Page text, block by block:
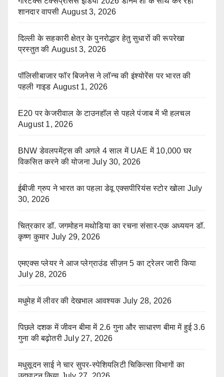
शानदार वापसी August 3, 2026
दिल्ली के सहकारी क्षेत्र के पुनरोद्धार हेतु सुधारों की रूपरेखा
प्रस्तुत की August 3, 2026
पॉलिसीबाजार फॉर बिजनेस ने लॉन्च की इंश्योरेंस पर भारत की
पहली गाइड August 1, 2026
E20 पर केजरीवाल के टाउनहॉल से पहले पंजाब में भी हलचल
August 1, 2026
BNW डेवलपमेंट्स की अगले 4 साल में UAE में 10,000 घर
विकसित करने की योजना July 30, 2026
ईबीजी ग्रुप ने भारत का पहला डेवू एक्सपीरियंस स्टोर खोला July
30, 2026
चित्रकार डॉ. जगमोहन मथोडिया का रचना संसार-एक अध्ययन डॉ.
कृष्ण कुमार July 29, 2026
एमएक्स प्लेयर ने आज प्लेग्राउंड सीज़न 5 का ट्रेलर जारी किया
July 28, 2026
मधुमेह में लीवर की देखभाल आवश्यक July 28, 2026
पिछले दशक में जीवन बीमा में 2.6 गुना और साधारण बीमा में हुई 3.6
गुना की बढ़ोतरी July 27, 2026
मधुसूदन साई ने चार सुपर-स्पेशियलिटी चिकित्सा विभागों का